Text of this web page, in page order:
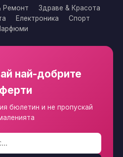
Ремонт
Здраве & Красота
Електроника
Спорт
най-добрите
бюлетин и не пропускай